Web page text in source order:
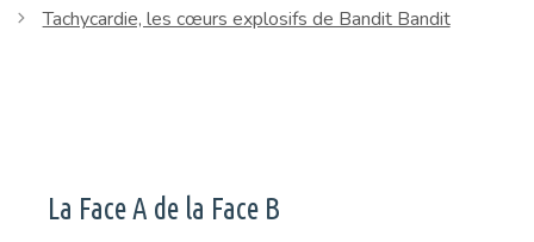
Tachycardie, les cœurs explosifs de Bandit Bandit
La Face A de la Face B